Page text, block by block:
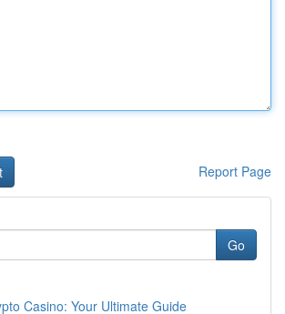
Report Page
Go
Casino: Your Ultimate Guide